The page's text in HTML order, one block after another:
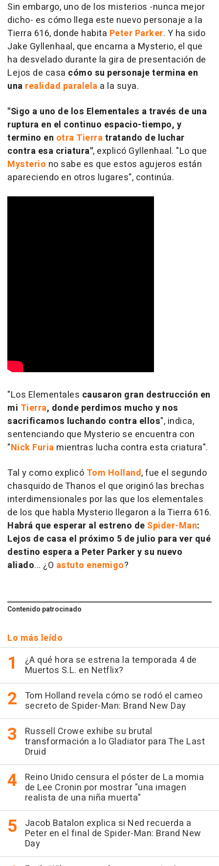
Sin embargo, uno de los misterios -nunca mejor
dicho- es cómo llega este nuevo personaje a la
Tierra 616, donde habita Peter Parker. Y ha sido
Jake Gyllenhaal, que encarna a Mysterio, el que
ha desvelado durante la gira de presentación de
Lejos de casa cómo su personaje termina en
una realidad paralela a la suya.
"Sigo a uno de los Elementales a través de una
ruptura en el continuo espacio-tiempo, y
termino en otra Tierratratando de luchar
contra esa criatura", explicó Gyllenhaal. "Lo que
Mysterio no sabe es que estos agujeros están
apareciendo en otros lugares", continúa.
"Los Elementales causaron gran destrucción en
mi Tierra, donde perdimos mucho y nos
sacrificamos luchando contra ellos", indica,
sentenciando que Mysterio se encuentra con
"Nick Furia mientras lucha contra esta criatura".
Tal y como explicó Tom Holland, fue el segundo
chasquido de Thanos el que originó las brechas
interdimensionales por las que los elementales
de los que habla Mysterio llegaron a la Tierra 616.
Habrá que esperar al estreno de Spider-Man:
Lejos de casa el próximo 5 de julio para ver qué
destino espera a Peter Parker y su nuevo
aliado... ¿O astuto enemigo?
Contenido patrocinado
Lo más leído
¿A qué hora se estrena la temporada 4 de
Muertos S.L. en Netflix?
Tom Holland revela cómo se rodó el cameo
secreto de Spider-Man: Brand New Day
Russell Crowe exhibe su brutal
transformación a lo Gladiator para The Last
Druid
Reino Unido censura el póster de La momia
de Lee Cronin por mostrar "una imagen
realista de una niña muerta"
Jacob Batalon explica si Ned recuerda a
Peter en el final de Spider-Man: Brand New
Day